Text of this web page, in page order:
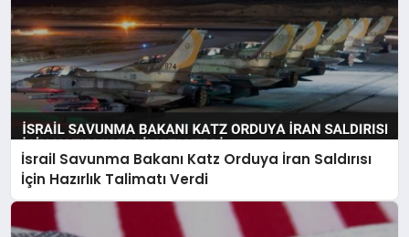
İsrail Savunma Bakanı Katz Orduya İran Saldırısı
İçin Hazırlık Talimatı Verdi